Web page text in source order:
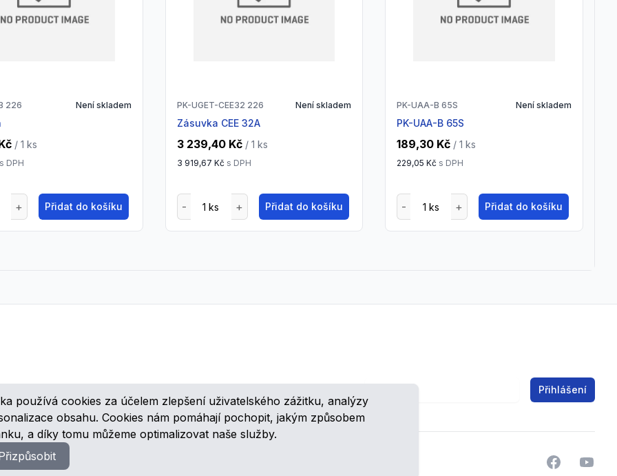
používá cookies za účelem zlepšení uživatelského zážitku, analýzy
obsahu. Cookies nám pomáhají pochopit, jakým způsobem
a díky tomu můžeme optimalizovat naše služby.
226 Není skladem
/ 1 ks
s DPH
Přidat do košíku
PK-UGET-CEE32 226 Není skladem
Zásuvka CEE 32A
3 239,40 Kč / 1 ks
3 919,67 Kč s DPH
Přidat do košíku
PK-UAA-B 65S Není skladem
PK-UAA-B 65S
189,30 Kč / 1 ks
229,05 Kč s DPH
Přidat do košíku
speciálních cenových nabídkách a různých zajímavých akcích.
Email address Přihlášení
Facebook